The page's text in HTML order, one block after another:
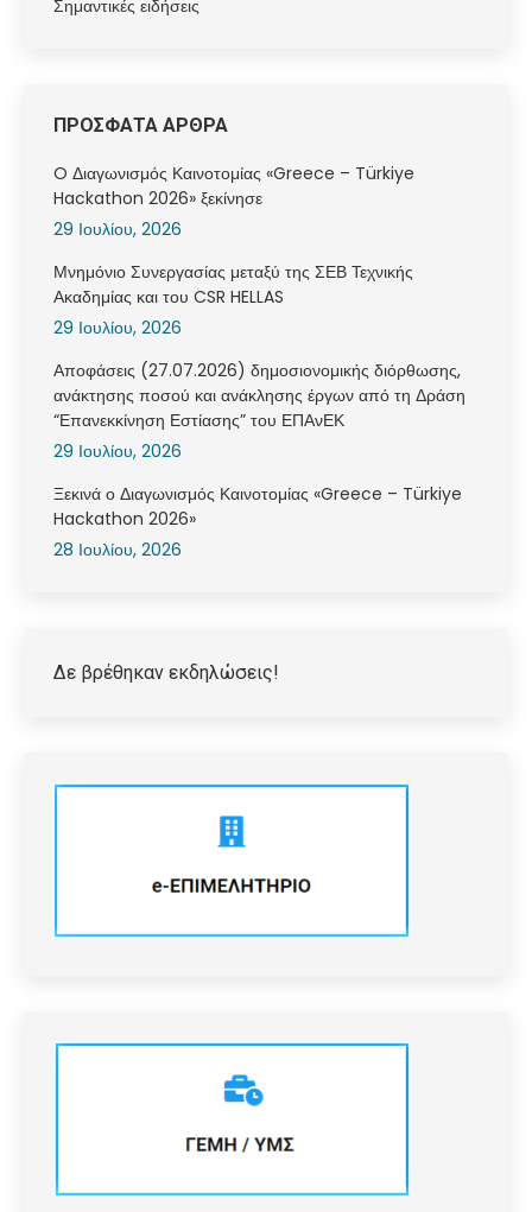
Σημαντικές ειδήσεις
ΠΡΟΣΦΑΤΑ ΑΡΘΡΑ
O Διαγωνισμός Καινοτομίας «Greece – Türkiye
Hackathon 2026» ξεκίνησε
29 Ιουλίου, 2026
Μνημόνιο Συνεργασίας μεταξύ της ΣΕΒ Τεχνικής
Ακαδημίας και του CSR HELLAS
29 Ιουλίου, 2026
Αποφάσεις (27.07.2026) δημοσιονομικής διόρθωσης,
ανάκτησης ποσού και ανάκλησης έργων από τη Δράση
“Επανεκκίνηση Εστίασης” του ΕΠΑνΕΚ
29 Ιουλίου, 2026
Ξεκινά ο Διαγωνισμός Καινοτομίας «Greece – Türkiye
Hackathon 2026»
28 Ιουλίου, 2026
Δε βρέθηκαν εκδηλώσεις!